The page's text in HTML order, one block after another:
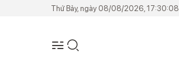
Thứ Bảy, ngày 08/08/2026, 17:30:08